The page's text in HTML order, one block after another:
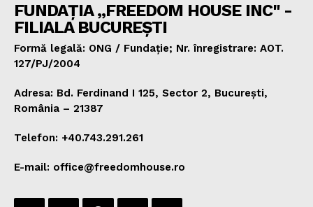
FUNDAȚIA „FREEDOM HOUSE INC" -
FILIALA BUCUREȘTI
Formă legală: ONG / Fundație; Nr. înregistrare: AOT.
127/PJ/2004
Adresa: Bd. Ferdinand I 125, Sector 2, București,
România – 21387
Telefon: +40.743.291.261
E-mail: office@freedomhouse.ro